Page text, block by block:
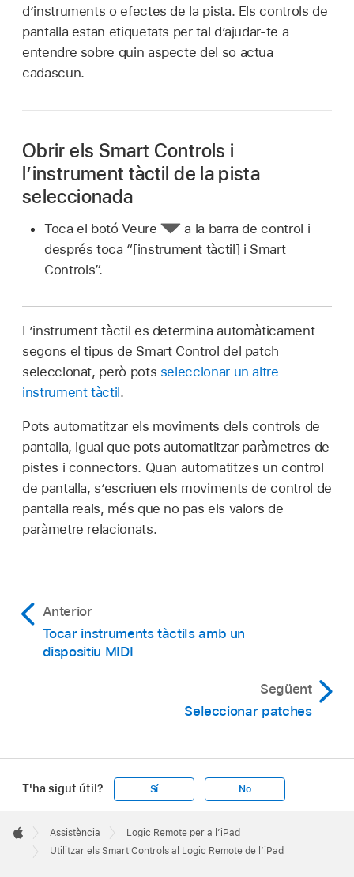
d’instruments o efectes de la pista. Els controls de
pantalla estan etiquetats per tal d’ajudar-te a
entendre sobre quin aspecte del so actua
cadascun.
Obrir els Smart Controls i
l’instrument tàctil de la pista
seleccionada
Toca el botó Veure
a la barra de control i
després toca “[instrument tàctil] i Smart
Controls”.
L’instrument tàctil es determina automàticament
segons el tipus de Smart Control del patch
seleccionat, però pots seleccionar un altre
instrument tàctil.
Pots automatitzar els moviments dels controls de
pantalla, igual que pots automatitzar paràmetres de
pistes i connectors. Quan automatitzes un control
de pantalla, s’escriuen els moviments de control de
pantalla reals, més que no pas els valors de
paràmetre relacionats.
Anterior
Tocar instruments tàctils amb un
dispositiu MIDI
Següent
Seleccionar patches
T'ha sigut útil? Sí No
Footer

Apple
Assistència
Logic Remote per a l’iPad
Utilitzar els Smart Controls al Logic Remote de l’iPad